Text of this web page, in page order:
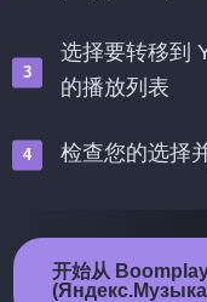
选择要转移到
的播放列表
检查您的选择
开始从